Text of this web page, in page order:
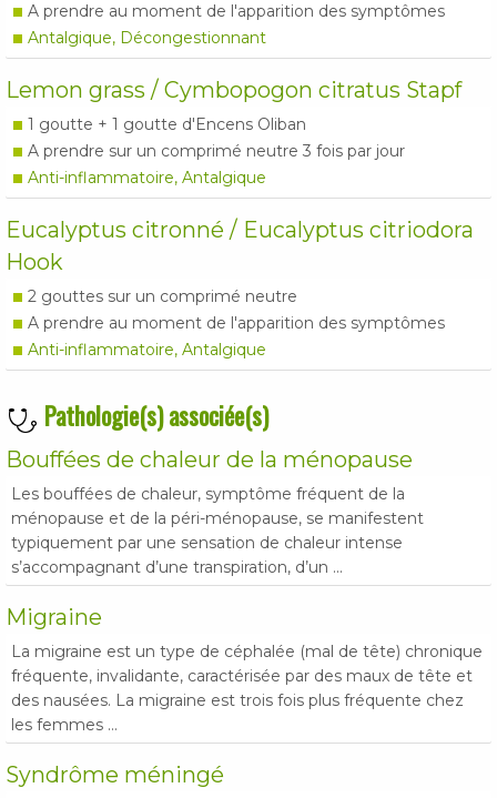
A prendre au moment de l'apparition des symptômes
Antalgique, Décongestionnant
Lemon grass / Cymbopogon citratus Stapf
1 goutte + 1 goutte d'Encens Oliban
A prendre sur un comprimé neutre 3 fois par jour
Anti-inflammatoire, Antalgique
Eucalyptus citronné / Eucalyptus citriodora
Hook
2 gouttes sur un comprimé neutre
A prendre au moment de l'apparition des symptômes
Anti-inflammatoire, Antalgique
Pathologie(s) associée(s)
Bouffées de chaleur de la ménopause
Les bouffées de chaleur, symptôme fréquent de la
ménopause et de la péri-ménopause, se manifestent
typiquement par une sensation de chaleur intense
s’accompagnant d’une transpiration, d’un ...
Migraine
La migraine est un type de céphalée (mal de tête) chronique
fréquente, invalidante, caractérisée par des maux de tête et
des nausées. La migraine est trois fois plus fréquente chez
les femmes ...
Syndrôme méningé